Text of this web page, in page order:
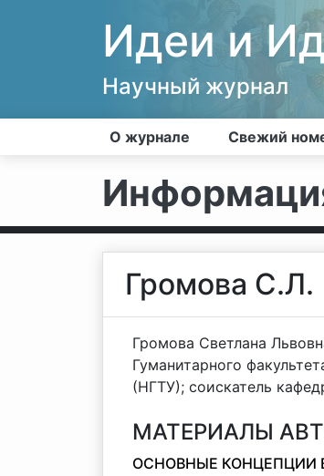
Идеи и
Научный журнал
О журнале Свежий
Громова С.Л.
Громова Светлана
Гуманитарного
(НГТУ); соискатель
МАТЕРИАЛЫ
ОСНОВНЫЕ КОНЦЕПЦИИ